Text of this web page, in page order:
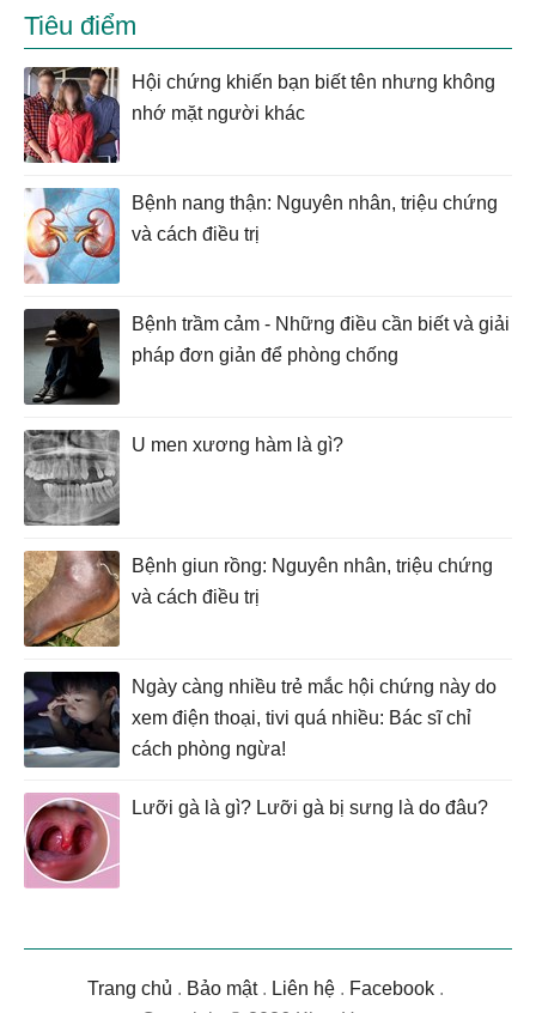
Tiêu điểm
Hội chứng khiến bạn biết tên nhưng không
nhớ mặt người khác
Bệnh nang thận: Nguyên nhân, triệu chứng
và cách điều trị
Bệnh trầm cảm - Những điều cần biết và giải
pháp đơn giản để phòng chống
U men xương hàm là gì?
Bệnh giun rồng: Nguyên nhân, triệu chứng
và cách điều trị
Ngày càng nhiều trẻ mắc hội chứng này do
xem điện thoại, tivi quá nhiều: Bác sĩ chỉ
cách phòng ngừa!
Lưỡi gà là gì? Lưỡi gà bị sưng là do đâu?
Trang chủ . Bảo mật. Liên hệ . Facebook .